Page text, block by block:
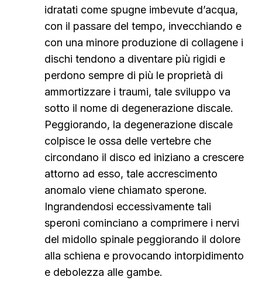
idratati come spugne imbevute d’acqua,
con il passare del tempo, invecchiando e
con una minore produzione di collagene i
dischi tendono a diventare più rigidi e
perdono sempre di più le proprietà di
ammortizzare i traumi, tale sviluppo va
sotto il nome di degenerazione discale.
Peggiorando, la degenerazione discale
colpisce le ossa delle vertebre che
circondano il disco ed iniziano a crescere
attorno ad esso, tale accrescimento
anomalo viene chiamato sperone.
Ingrandendosi eccessivamente tali
speroni cominciano a comprimere i nervi
del midollo spinale peggiorando il dolore
alla schiena e provocando intorpidimento
e debolezza alle gambe.